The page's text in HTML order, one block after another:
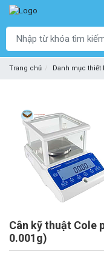
Trang chủ Danh mục thiết
Cân kỹ thuật Cole
0.001g)